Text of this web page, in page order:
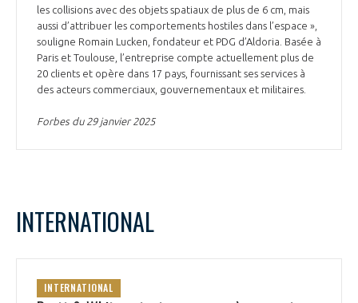
les collisions avec des objets spatiaux de plus de 6 cm, mais
aussi d’attribuer les comportements hostiles dans l’espace »,
souligne Romain Lucken, fondateur et PDG d’Aldoria. Basée à
Paris et Toulouse, l’entreprise compte actuellement plus de
20 clients et opère dans 17 pays, fournissant ses services à
des acteurs commerciaux, gouvernementaux et militaires.
Forbes du 29 janvier 2025
INTERNATIONAL
INTERNATIONAL